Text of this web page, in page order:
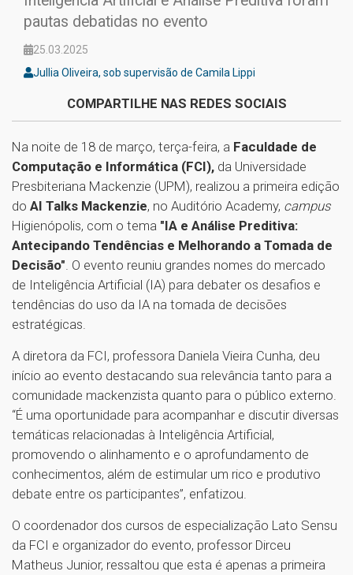
pautas debatidas no evento
25.03.2025
Jullia Oliveira, sob supervisão de Camila Lippi
COMPARTILHE NAS REDES SOCIAIS
Na noite de 18 de março, terça-feira, a Faculdade de
Computação e Informática (FCI), da Universidade
Presbiteriana Mackenzie (UPM), realizou a primeira edição
do AI Talks Mackenzie, no Auditório Academy, campus
Higienópolis, com o tema "IA e Análise Preditiva:
Antecipando Tendências e Melhorando a Tomada de
Decisão" . O evento reuniu grandes nomes do mercado
de Inteligência Artificial (IA) para debater os desafios e
tendências do uso da IA na tomada de decisões
estratégicas.
A diretora da FCI, professora Daniela Vieira Cunha, deu
início ao evento destacando sua relevância tanto para a
comunidade mackenzista quanto para o público externo.
“É uma oportunidade para acompanhar e discutir diversas
temáticas relacionadas à Inteligência Artificial,
promovendo o alinhamento e o aprofundamento de
conhecimentos, além de estimular um rico e produtivo
debate entre os participantes”, enfatizou.
O coordenador dos cursos de especialização Lato Sensu
da FCI e organizador do evento, professor Dirceu
Matheus Junior, ressaltou que esta é apenas a primeira